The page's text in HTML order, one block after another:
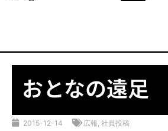
おとなの遠足
2015-12-14 広報, 社員投稿